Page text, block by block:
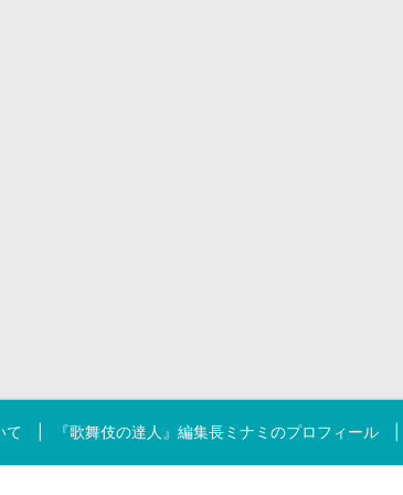
て 『歌舞伎の達人』編集長ミナミのプロフィール